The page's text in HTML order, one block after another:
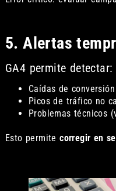
5. Alertas
GA4 permite detectar:
Caídas de conversión
Picos de tráfico no
Problemas técnicos
Esto permitecorregir en